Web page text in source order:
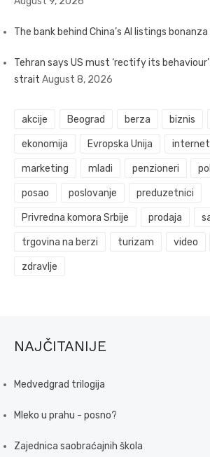
The bank behind China’s AI listings bonanza
Tehran says US must ‘rectify its
strait August 8, 2026
akcije Beograd berza biznis
ekonomija Evropska Unija internet
marketing mladi penzioneri
posao poslovanje preduzetnici
Privredna komora Srbije prodaja
trgovina na berzi turizam video
zdravlje
NAJČITANIJE
Medvedgrad trilogija
Mleko u prahu - posno?
Zajednica saobraćajnih škola